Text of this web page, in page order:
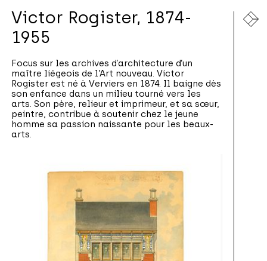
Victor Rogister, 1874-
1955
Focus sur les archives d’architecture d’un
maître liégeois de l’Art nouveau. Victor
Rogister est né à Verviers en 1874. Il baigne dès
son enfance dans un milieu tourné vers les
arts. Son père, relieur et imprimeur, et sa sœur,
peintre, contribue à soutenir chez le jeune
homme sa passion naissante pour les beaux-
arts.